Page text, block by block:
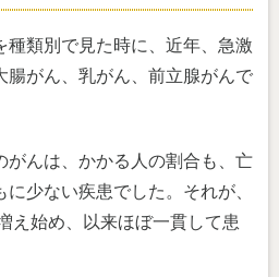
種類別で見た時に、近年、急激
腸がん、乳がん、前立腺がんで
がんは、かかる人の割合も、亡
少ない疾患でした。それが、
え始め、以来ほぼ一貫して患